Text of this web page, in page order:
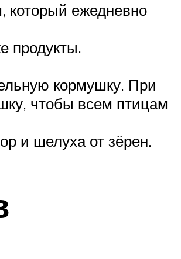
который ежедневно
продукты.
кормушку. При
чтобы всем птицам
и шелуха от зёрен.